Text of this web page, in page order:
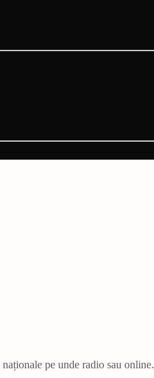
pe unde radio sau online.